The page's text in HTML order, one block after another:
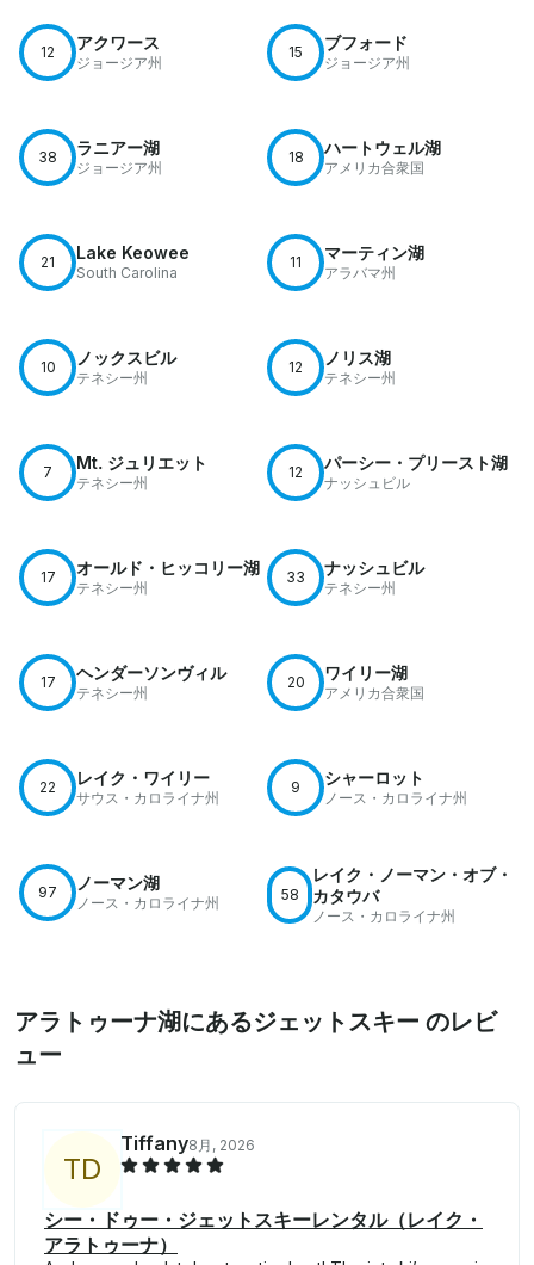
12 アクワース
ジョージア州
15 ブフォード
ジョージア州
38 ラニアー湖
ジョージア州
18 ハートウェル湖
アメリカ合衆国
21 Lake Keowee
South Carolina
11 マーティン湖
アラバマ州
10 ノックスビル
テネシー州
12 ノリス湖
テネシー州
7 Mt. ジュリエット
テネシー州
12 パーシー・プリースト湖
ナッシュビル
17 オールド・ヒッコリー湖
テネシー州
33 ナッシュビル
テネシー州
17 ヘンダーソンヴィル
テネシー州
20 ワイリー湖
アメリカ合衆国
22 レイク・ワイリー
サウス・カロライナ州
9 シャーロット
ノース・カロライナ州
97 ノーマン湖
ノース・カロライナ州 58
レイク・ノーマン・オブ・
カタウバ
ノース・カロライナ州
アラトゥーナ湖にあるジェットスキー のレビ
ュー
TD
Tiffany8月, 2026
シー・ドゥー・ジェットスキーレンタル（レイク・
アラトゥーナ）